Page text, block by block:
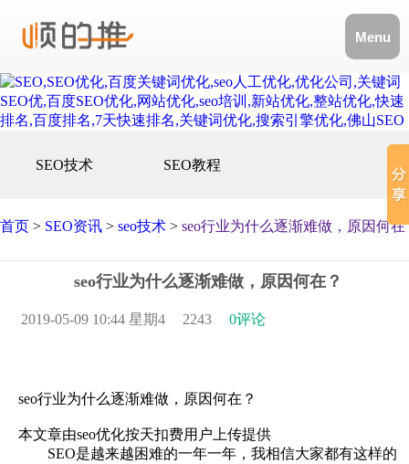
Menu
SEO技术 SEO教程
首页 > SEO资讯 > seo技术 > seo行业为什么逐渐难做，原因何在
seo行业为什么逐渐难做，原因何在？
2019-05-09 10:44 星期4 2243 0评论
seo行业为什么逐渐难做，原因何在？
本文章由seo优化按天扣费用户上传提供
SEO是越来越困难的一年一年，我相信大家都有这样的